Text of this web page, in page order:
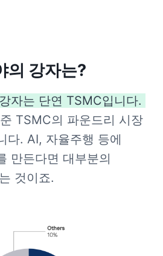
의 강자는?
TSMC의 파운드리 시장
다. AI, 자율주행 등에
만든다면 대부분의
것이죠.